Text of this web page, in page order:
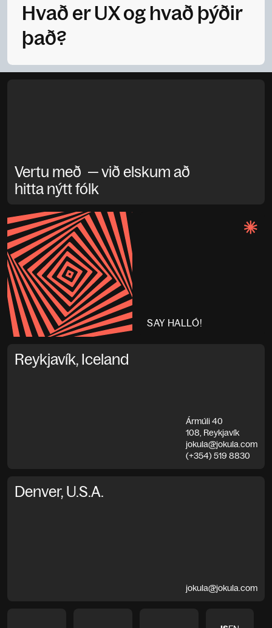
Hvað er UX og hvað þýðir
það?
Vertu með — við elskum að
hitta nýtt fólk
SAY HALLÓ!
Reykjavík, Iceland
Ármúli 40
108, Reykjavík
jokula@jokula.com
(+354) 519 8830
Denver, U.S.A.
jokula@jokula.com